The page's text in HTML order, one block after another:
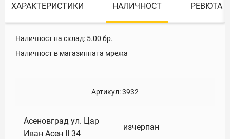
ХАРАКТЕРИСТИКИ НАЛИЧНОСТ РЕВЮТА
Наличност на склад: 5.00 бр.
Наличност в магазинната мрежа
Артикул:3932
Асеновград ул. Цар
Иван Асен II 34
изчерпан